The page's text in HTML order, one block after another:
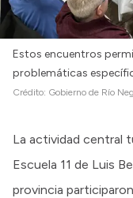
Estos encuentros
problemáticas
Crédito: Gobierno de Río
La actividad central
Escuela 11 de Luis
provincia